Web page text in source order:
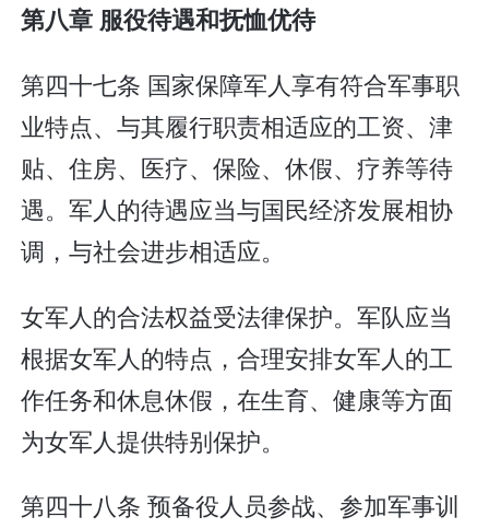
第八章 服役待遇和抚恤优待
第四十七条 国家保障军人享有符合军事职
业特点、与其履行职责相适应的工资、津
贴、住房、医疗、保险、休假、疗养等待
遇。军人的待遇应当与国民经济发展相协
调，与社会进步相适应。
女军人的合法权益受法律保护。军队应当
根据女军人的特点，合理安排女军人的工
作任务和休息休假，在生育、健康等方面
为女军人提供特别保护。
第四十八条 预备役人员参战、参加军事训